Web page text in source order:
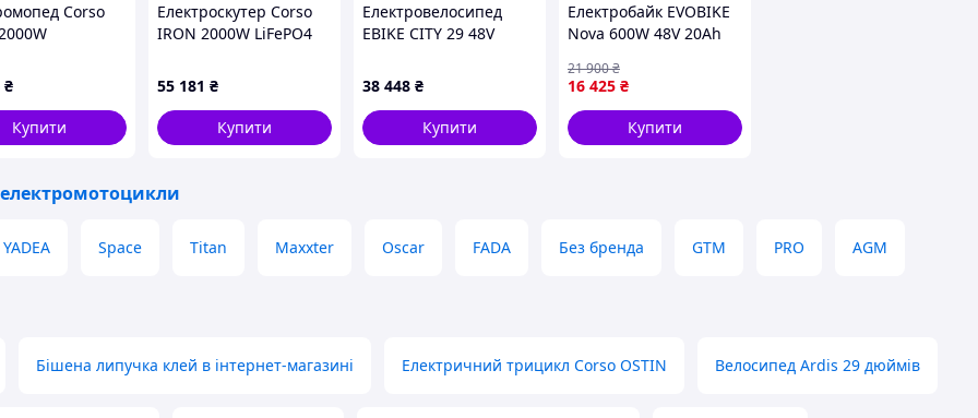
не просто транспорт, це спосіб життя!
Corso
72V/35Ah,
,
доставка
₴
Купити
Електроскутер Corso
IRON 2000W LiFePO4
до 93 км ✔
Безкоштовна доставка
55 181 ₴
Купити
Електровелосипед
EBIKE CITY 29 48V
38 448 ₴
Купити
Електробайк EVOBIKE
Nova 600W 48V 20Ah
16 425 ₴
21 900₴
Купити
YADEA Space Titan Maxxter Oscar FADA Без бренда GTM PRO AGM
Бішена липучка клей в інтернет-магазині Електричний трицикл Corso OSTIN Велосипед Ardis 29 дюймів